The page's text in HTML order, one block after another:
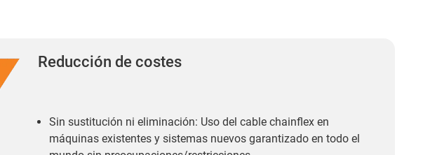
Reducción de costes
Sin sustitución ni eliminación: Uso del cable chainflex en
máquinas existentes y sistemas nuevos garantizado en todo el